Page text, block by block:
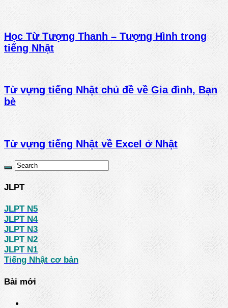
Học Từ Tượng Thanh – Tượng Hình trong
tiếng Nhật
Từ vựng tiếng Nhật chủ đề về Gia đình, Bạn
bè
Từ vựng tiếng Nhật về Excel ở Nhật
JLPT
JLPT N5
JLPT N4
JLPT N3
JLPT N2
JLPT N1
Tiếng Nhật cơ bản
Bài mới